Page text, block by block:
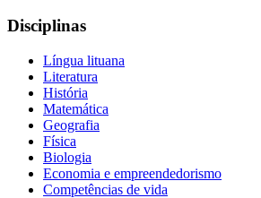
Disciplinas
Língua lituana
Literatura
História
Matemática
Geografia
Física
Biologia
Economia e empreendedorismo
Competências de vida